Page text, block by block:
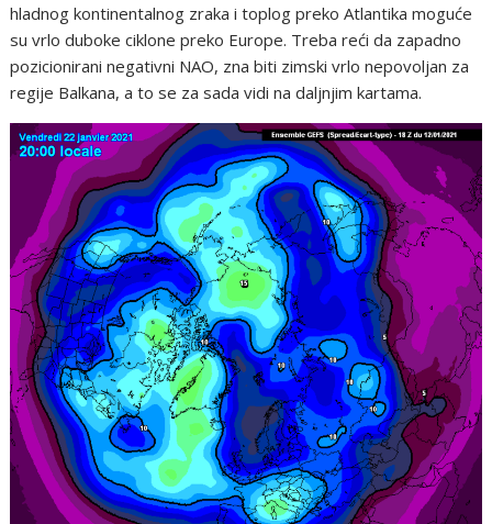
hladnog kontinentalnog zraka i toplog preko Atlantika moguće
su vrlo duboke ciklone preko Europe. Treba reći da zapadno
pozicionirani negativni NAO, zna biti zimski vrlo nepovoljan za
regije Balkana, a to se za sada vidi na daljnjim kartama.